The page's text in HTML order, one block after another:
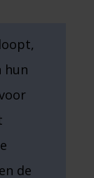
hun
de